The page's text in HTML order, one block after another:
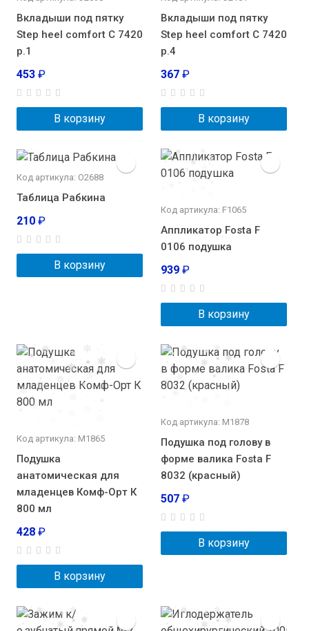
Вкладыши под пятку
Step heel comfort С 7420
р.1
453 ₽
В корзину
Вкладыши под пятку
Step heel comfort С 7420
р.4
367 ₽
В корзину
Код артикула: О2688
Таблица Рабкина
210 ₽
В корзину
Код артикула: F1065
Аппликатор Fosta F
0106 подушка
939 ₽
В корзину
Код артикула: М1865
Подушка
анатомическая для
младенцев Комф-Орт К
800 мл
428 ₽
В корзину
Код артикула: М1878
Подушка под голову в
форме валика Fosta F
8032 (красный)
507 ₽
В корзину